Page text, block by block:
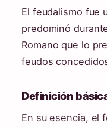
El feudalismo fue
predominó
Romano que lo
feudos
Definición
En su esencia, el